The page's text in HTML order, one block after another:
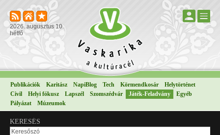
2026. augusztus 10.
hétfő
Publikációk Karitász NapiBlog Tech Körmendkosár
Helytörténet
Civil
Helyi fókusz Lapszél Szomszédvár Játék-Feladvány
Egyéb
Pályázat
Múzeumok
KERESÉS